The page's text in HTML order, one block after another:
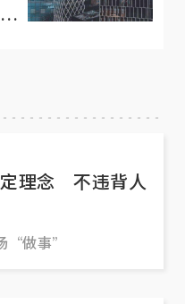
理念 不违背人
“做事”